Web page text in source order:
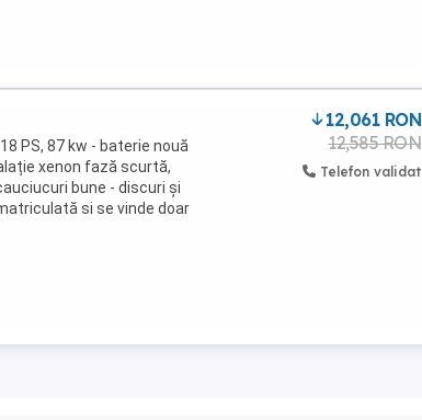
PS, 87 kw - baterie nouă
xenon fază scurtă,
bune - discuri și
si se vinde doar
12,061 RON
12,585 RON
Telefon validat